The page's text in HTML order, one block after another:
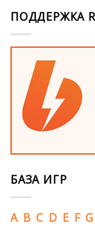
ПОДДЕРЖКА
БАЗА ИГР
A B C D E F G